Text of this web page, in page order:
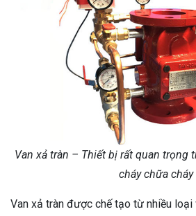
Van xả tràn – Thiết bị rất quan trọng
cháy chữa cháy
Van xả tràn được chế tạo từ nhiều